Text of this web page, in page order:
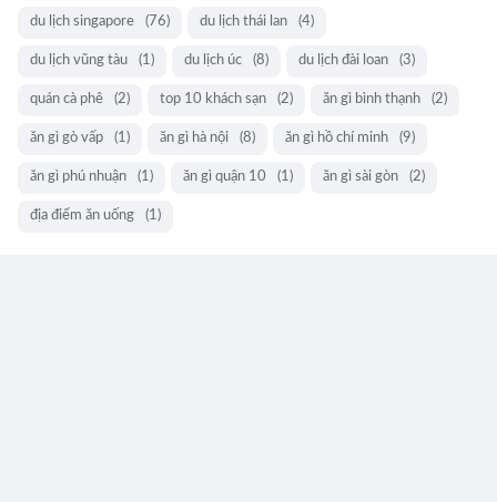
du lịch singapore (76) du lịch thái lan (4)
du lịch vũng tàu (1) du lịch úc (8) du lịch đài loan (3)
quán cà phê (2) top 10 khách sạn (2) ăn gì bình thạnh (2)
ăn gì gò vấp (1) ăn gì hà nội (8) ăn gì hồ chí minh (9)
ăn gì phú nhuận (1) ăn gì quận 10 (1) ăn gì sài gòn (2)
địa điểm ăn uống (1)